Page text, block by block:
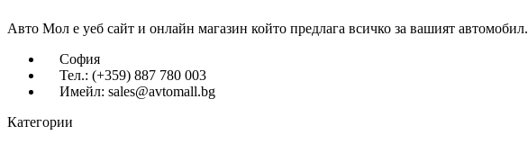
Авто Мол е уеб сайт и онлайн магазин който предлага всичко за вашият автомобил.
София
Тел.: (+359) 887 780 003
Имейл: sales@avtomall.bg
Категории